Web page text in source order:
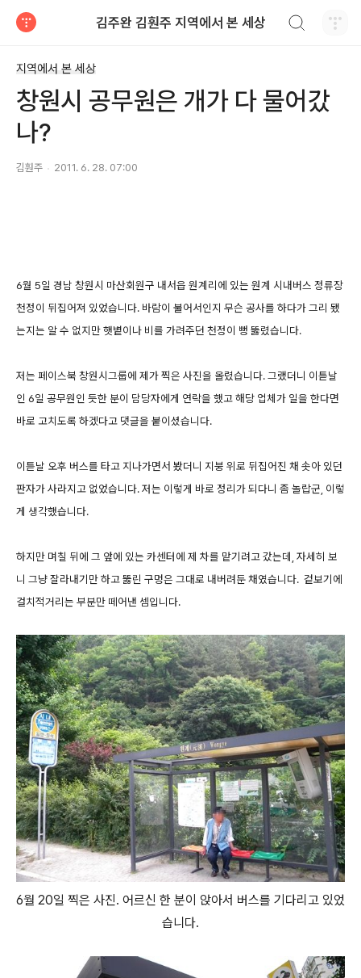
김주완 김훤주 지역에서 본 세상
지역에서 본 세상
창원시 공무원은 개가 다 물어갔
나?
김훤주 2011. 6. 28. 07:00
6월 5일 경남 창원시 마산회원구 내서읍 원계리에 있는 원계 시내버스 정류장
천정이 뒤집어져 있었습니다. 바람이 불어서인지 무슨 공사를 하다가 그리 됐
는지는 알 수 없지만 햇볕이나 비를 가려주던 천정이 뻥 뚫렸습니다.
저는 페이스북 창원시그룹에 제가 찍은 사진을 올렸습니다. 그랬더니 이튿날
인 6일 공무원인 듯한 분이 담당자에게 연락을 했고 해당 업체가 일을 한다면
바로 고치도록 하겠다고 댓글을 붙이셨습니다.
이튿날 오후 버스를 타고 지나가면서 봤더니 지붕 위로 뒤집어진 채 솟아 있던
판자가 사라지고 없었습니다. 저는 이렇게 바로 정리가 되다니 좀 놀랍군, 이렇
게 생각했습니다.
하지만 며칠 뒤에 그 앞에 있는 카센터에 제 차를 맡기려고 갔는데, 자세히 보
니 그냥 잘라내기만 하고 뚫린 구멍은 그대로 내버려둔 채였습니다. 겉보기에
걸치적거리는 부분만 떼어낸 셈입니다.
6월 20일 찍은 사진. 어르신 한 분이 앉아서 버스를 기다리고 있었
습니다.